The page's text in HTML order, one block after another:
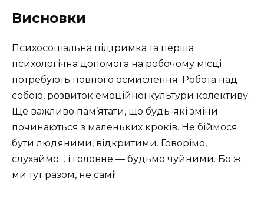
Висновки
Психосоціальна підтримка та перша
психологічна допомога на робочому місці
потребують повного осмислення. Робота над
собою, розвиток емоційної культури колективу.
Ще важливо пам’ятати, що будь-які зміни
починаються з маленьких кроків. Не біймося
бути людяними, відкритими. Говорімо,
слухаймо… і головне — будьмо чуйними. Бо ж
ми тут разом, не самі!